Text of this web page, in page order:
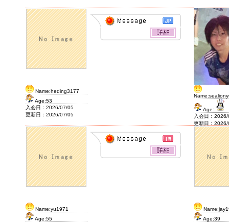
Name:heding3177
Age:53
入会日：2026/07/05
更新日：2026/07/05
Age:
入会日：
更新日：
Name:yu1971
Age:55
Age:39